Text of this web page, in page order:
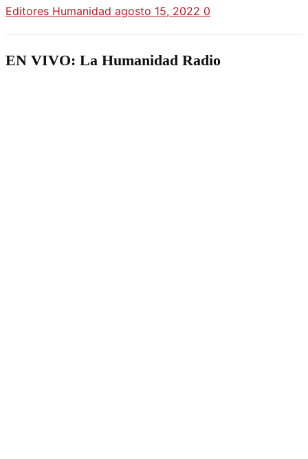
Editores Humanidad agosto 15, 2022 0
EN VIVO: La Humanidad Radio